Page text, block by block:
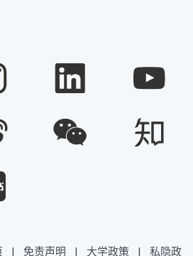
| 免责声明 | 大学政策 | 私隐政